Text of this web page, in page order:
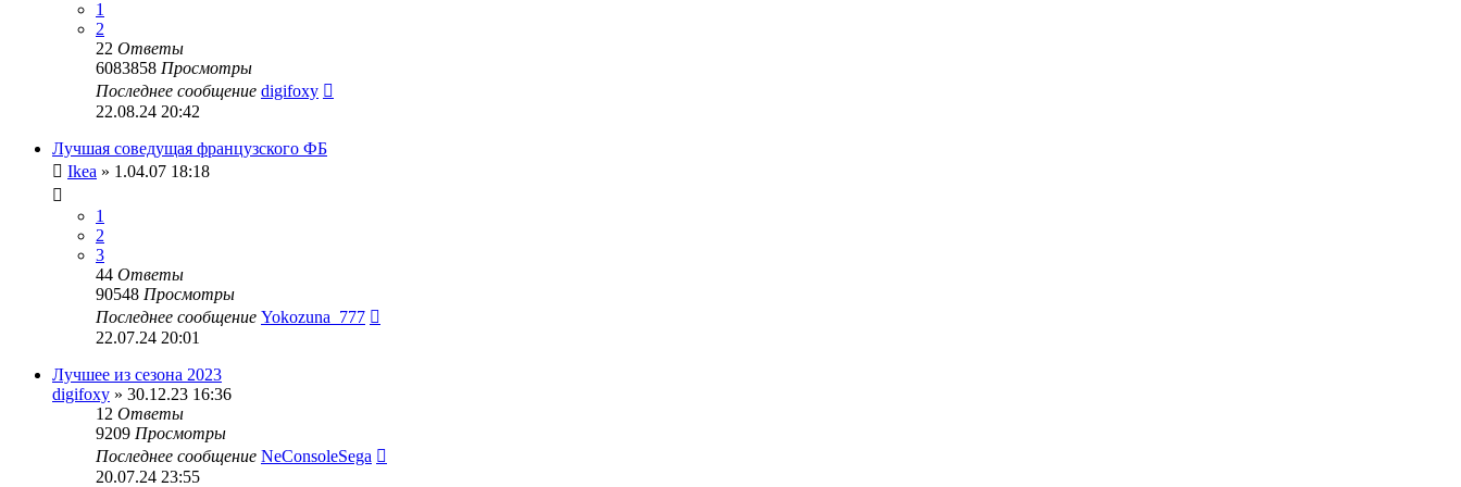
1
2
22 Ответы
6083858 Просмотры
Последнее сообщение digifoxy
22.08.24 20:42
Лучшая соведущая французского ФБ
Ikea » 1.04.07 18:18
1
2
3
44 Ответы
90548 Просмотры
Последнее сообщение Yokozuna_777
22.07.24 20:01
Лучшее из сезона 2023
digifoxy » 30.12.23 16:36
12 Ответы
9209 Просмотры
Последнее сообщение NeConsoleSega
20.07.24 23:55